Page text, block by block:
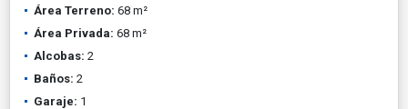
Área Terreno: 68 m²
Área Privada: 68 m²
Alcobas: 2
Baños: 2
Garaje: 1